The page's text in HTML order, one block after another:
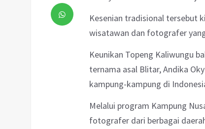
Kesenian tradisional tersebut
wisatawan dan fotografer
Keunikan Topeng Kaliwungu
ternama asal Blitar, Andika
kampung-kampung di
Melalui program Kampung
fotografer dari berbagai